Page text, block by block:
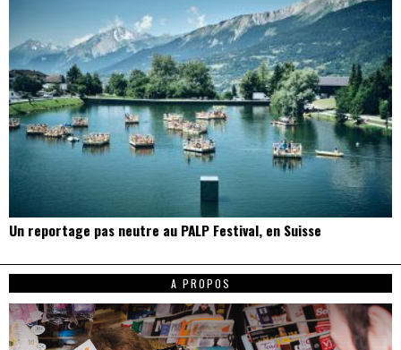
Un reportage pas neutre au PALP Festival, en Suisse
A PROPOS